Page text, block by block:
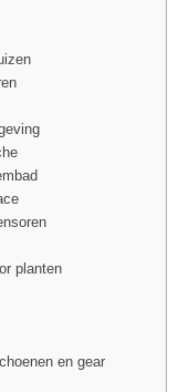
planten
en gear